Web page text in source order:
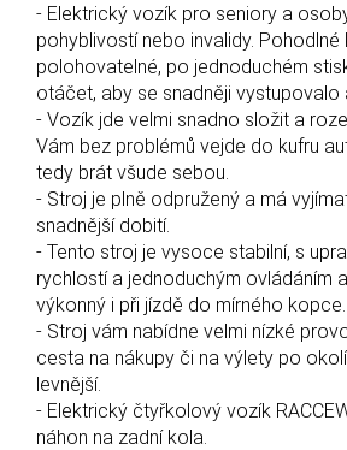
- Elektrický vozík pro seniory a
pohyblivostí nebo invalidy. Pohodlné
polohovatelné, po jednoduchém
otáčet, aby se snadněji vystupovalo
- Vozík jde velmi snadno složit a
Vám bez problémů vejde do kufru
tedy brát všude sebou.
- Stroj je plně odpružený a má
snadnější dobití.
- Tento stroj je vysoce stabilní, s
rychlostí a jednoduchým ovládáním
výkonný i při jízdě do mírného kopce.
- Stroj vám nabídne velmi nízké
cesta na nákupy či na výlety po
levnější.
- Elektrický čtyřkolový vozík
náhon na zadní kola.